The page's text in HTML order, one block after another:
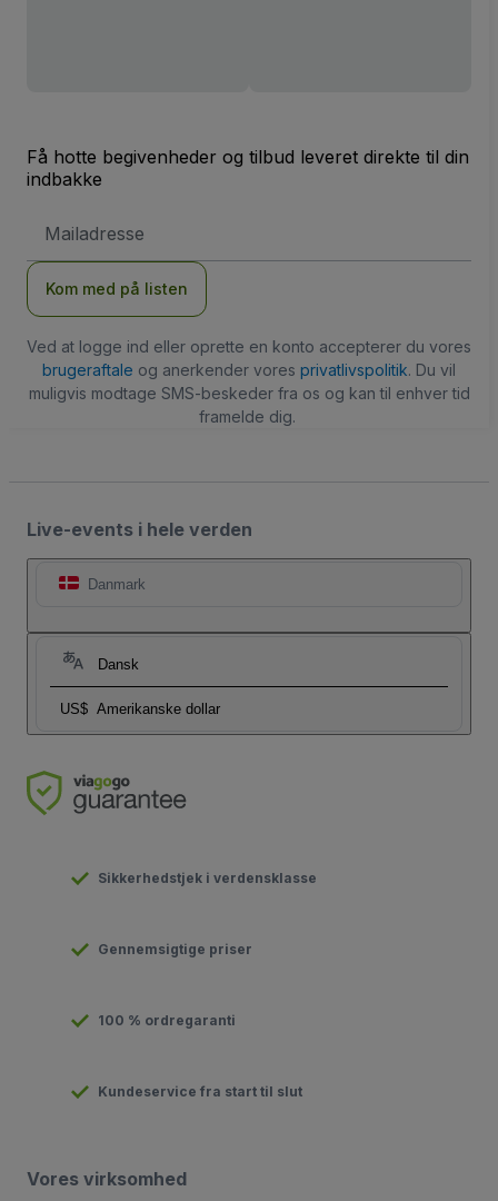
Få hotte begivenheder og tilbud leveret direkte til din
indbakke
adresse
Kom med på listen
Ved at logge ind eller oprette en konto accepterer du vores
brugeraftale og anerkender vores privatlivspolitik. Du vil
muligvis modtage SMS-beskeder fra os og kan til enhver tid
framelde dig.
Live-events i hele verden
Danmark
Dansk
US$ Amerikanske dollar
Sikkerhedstjek i verdensklasse
Gennemsigtige priser
100 % ordregaranti
Kundeservice fra start til slut
Vores virksomhed